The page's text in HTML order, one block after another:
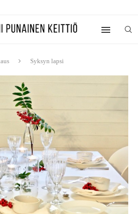
Syksyn lapsi